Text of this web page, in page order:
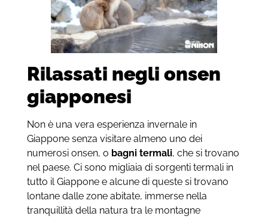
Rilassati negli onsen
giapponesi
Non è una vera esperienza invernale in
Giappone senza visitare almeno uno dei
numerosi onsen, o bagni termali, che si trovano
nel paese. Ci sono migliaia di sorgenti termali in
tutto il Giappone e alcune di queste si trovano
lontane dalle zone abitate, immerse nella
tranquillità della natura tra le montagne